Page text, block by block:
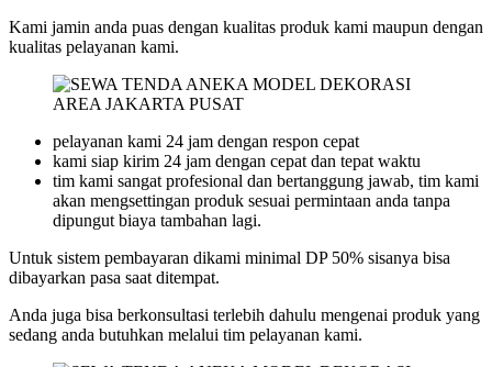
Kami jamin anda puas dengan kualitas produk kami maupun dengan
kualitas pelayanan kami.
pelayanan kami 24 jam dengan respon cepat
kami siap kirim 24 jam dengan cepat dan tepat waktu
tim kami sangat profesional dan bertanggung jawab, tim kami
akan mengsettingan produk sesuai permintaan anda tanpa
dipungut biaya tambahan lagi.
Untuk sistem pembayaran dikami minimal DP 50% sisanya bisa
dibayarkan pasa saat ditempat.
Anda juga bisa berkonsultasi terlebih dahulu mengenai produk yang
sedang anda butuhkan melalui tim pelayanan kami.